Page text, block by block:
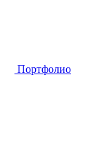
Портфолио